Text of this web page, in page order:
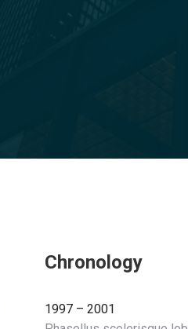
Chronology
1997 – 2001